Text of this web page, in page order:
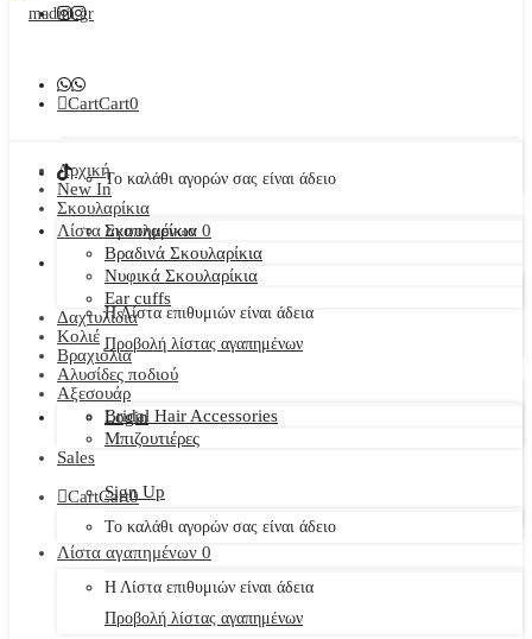
CartCart0
Το καλάθι αγορών σας είναι άδειο
Λίστα αγαπημένων 0
Η Λίστα επιθυμιών είναι άδεια
Προβολή λίστας αγαπημένων
Login
Sign Up
Αρχική
New In
Σκουλαρίκια
Σκουλαρίκια
Βραδινά Σκουλαρίκια
Νυφικά Σκουλαρίκια
Ear cuffs
Δαχτυλίδια
Κολιέ
Βραχιόλια
Αλυσίδες ποδιού
Αξεσουάρ
Bridal Hair Accessories
Μπιζουτιέρες
Sales
CartCart0
Το καλάθι αγορών σας είναι άδειο
Λίστα αγαπημένων 0
Η Λίστα επιθυμιών είναι άδεια
Προβολή λίστας αγαπημένων